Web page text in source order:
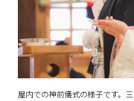
屋内での神前儀式の様子です。